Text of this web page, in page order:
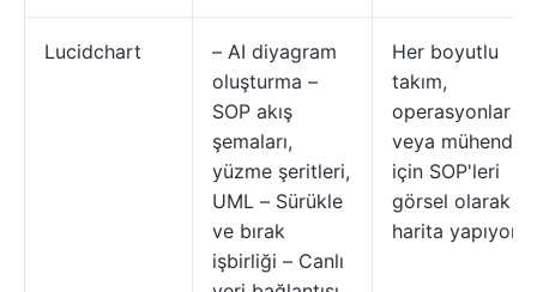
Lucidchart
– AI diyagram
oluşturma –
SOP akış
şemaları,
yüzme şeritleri,
UML – Sürükle
ve bırak
işbirliği – Canlı
Her boyutlu
takım,
operasyonlar
veya
için SOP'leri
görsel olarak
harita yapıyor.